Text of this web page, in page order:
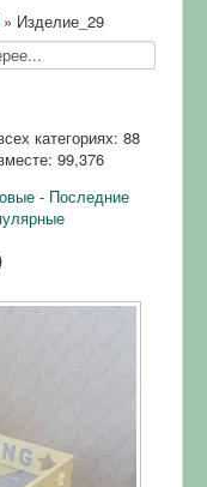
» Изделие_29
категориях: 88
99,376
- Последние